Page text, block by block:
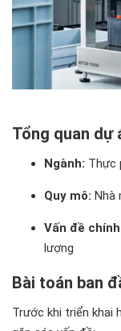
Tổng quan dự
Ngành: Thực
Quy mô: Nhà
Vấn đề
lượng
Bài toán ban
Trước khi triển khai